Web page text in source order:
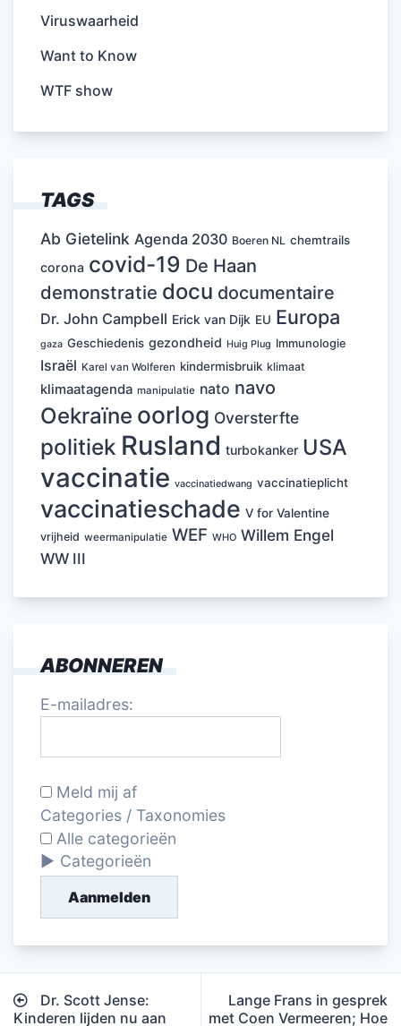
Viruswaarheid
Want to Know
WTF show
TAGS
Ab Gietelink Agenda 2030 Boeren NL chemtrails
corona covid-19 De Haan
demonstratie docu documentaire
Dr. John Campbell Erick van Dijk EU Europa
gaza Geschiedenis gezondheid Huig Plug Immunologie
Israël Karel van Wolferen kindermisbruik klimaat
klimaatagenda manipulatie nato navo
Oekraïne oorlog Oversterfte
politiek Rusland turbokanker USA
vaccinatie vaccinatiedwang vaccinatieplicht
vaccinatieschade V for Valentine
vrijheid weermanipulatie WEF WHO Willem Engel
WW III
ABONNEREN
E-mailadres:
Meld mij af
Categories / Taxonomies
Alle categorieën
Categorieën
Aanmelden
Bericht
navigatie
Dr. Scott Jense:
Kinderen lijden nu aan
Lange Frans in gesprek
met Coen Vermeeren; Hoe